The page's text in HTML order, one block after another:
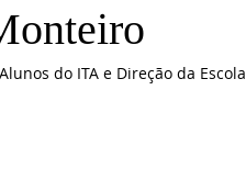
do ITA e Direção da Escola